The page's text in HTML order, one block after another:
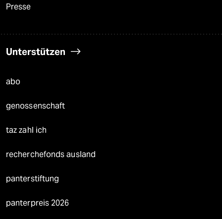
Presse
Unterstützen
abo
genossenschaft
taz zahl ich
recherchefonds ausland
panterstiftung
panterpreis 2026